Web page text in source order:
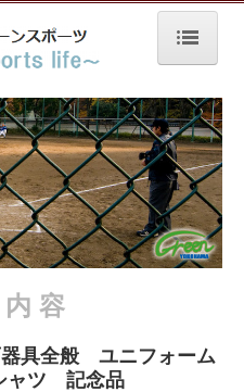
容
具全般 ユニフォーム
ャツ 記念品